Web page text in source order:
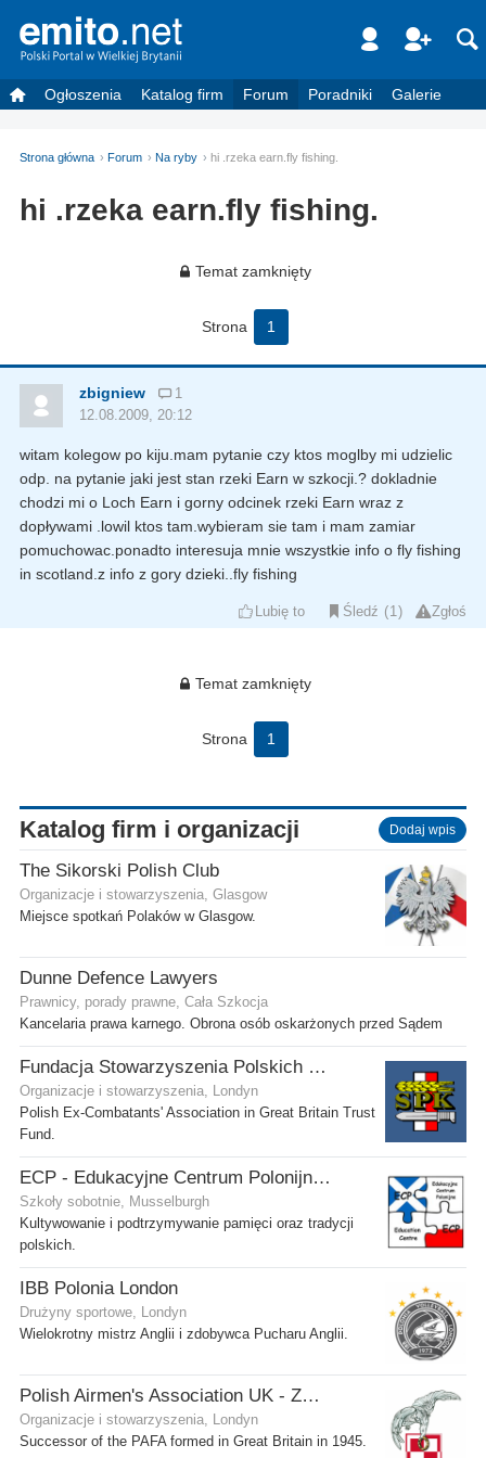
Ogłoszenia Katalog firm Forum Poradniki Galerie
Strona główna Forum Na ryby hi .rzeka earn.fly fishing.
hi .rzeka earn.fly fishing.
Temat zamknięty
Strona 1
zbigniew
1
12.08.2009, 20:12
witam kolegow po kiju.mam pytanie czy ktos moglby mi udzielic
odp. na pytanie jaki jest stan rzeki Earn w szkocji.? dokladnie
chodzi mi o Loch Earn i gorny odcinek rzeki Earn wraz z
dopływami .lowil ktos tam.wybieram sie tam i mam zamiar
pomuchowac.ponadto interesuja mnie wszystkie info o fly fishing
in scotland.z info z gory dzieki..fly fishing
Lubię to Śledź 1 Zgłoś
Temat zamknięty
Strona 1
Katalog firm i organizacji Dodaj wpis
The Sikorski Polish Club
Organizacje i stowarzyszenia, Glasgow
Miejsce spotkań Polaków w Glasgow.
Dunne Defence Lawyers
Prawnicy, porady prawne, Cała Szkocja
Kancelaria prawa karnego. Obrona osób oskarżonych przed Sądem
Fundacja Stowarzyszenia Polskich Kombatantów w Wielkiej Brytanii
Organizacje i stowarzyszenia, Londyn
Polish Ex-Combatants' Association in Great Britain Trust
Fund.
ECP - Edukacyjne Centrum Polonijne SCIO - Musselburgh
Szkoły sobotnie, Musselburgh
Kultywowanie i podtrzymywanie pamięci oraz tradycji
polskich.
IBB Polonia London
Drużyny sportowe, Londyn
Wielokrotny mistrz Anglii i zdobywca Pucharu Anglii.
Polish Airmen's Association UK - Związek Lotników Polskich WB
Organizacje i stowarzyszenia, Londyn
Successor of the PAFA formed in Great Britain in 1945.